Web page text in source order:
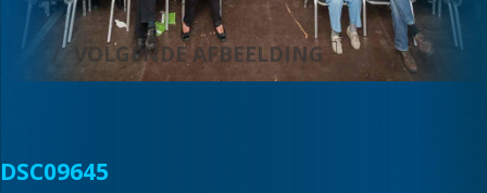
VOLGENDE AFBEELDING
DSC09645